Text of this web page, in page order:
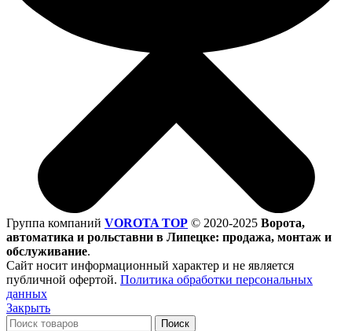
Группа компаний VOROTA TOP © 2020-2025 Ворота,
автоматика и рольставни в Липецке: продажа, монтаж и
обслуживание.
Сайт носит информационный характер и не является
публичной офертой. Политика обработки персональных
данных
Закрыть
Поиск